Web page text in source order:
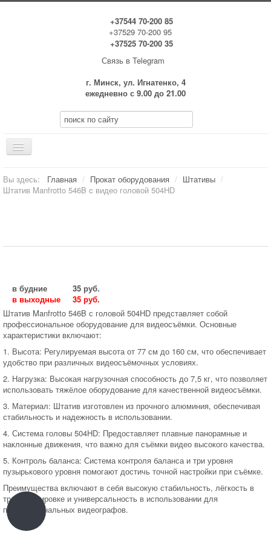
+37544 70-200 85
+37529 70-200 95
+37525 70-200 35
Связь в Telegram
г. Минск, ул. Игнатенко, 4
ежедневно с 9.00 до 21.00
Включить/
выключить
Главная
Прокат оборудования
Статьи
Обзоры
Доставка
О нас
Сделать заказ
Юридическим лицам
Вы здесь: Главная / Прокат оборудования / Штативы /
Штатив Manfrotto 546B c видео головой 504HD
в будние
35 руб.
в выходные
35 руб.
Штатив Manfrotto 546B с головой 504HD представляет собой
профессиональное оборудование для видеосъёмки. Основные
характеристики включают:
1. Высота: Регулируемая высота от 77 см до 160 см, что обеспечивает
удобство при различных видеосъёмочных условиях.
2. Нагрузка: Высокая нагрузочная способность до 7,5 кг, что позволяет
использовать тяжёлое оборудование для качественной видеосъёмки.
3. Материал: Штатив изготовлен из прочного алюминия, обеспечивая
стабильность и надежность в использовании.
4. Система головы 504HD: Предоставляет плавные панорамные и
наклонные движения, что важно для съёмки видео высокого качества.
5. Контроль баланса: Система контроля баланса и три уровня
пузырькового уровня помогают достичь точной настройки при съёмке.
Преимущества включают в себя высокую стабильность, лёгкость в
транспортировке и универсальность в использовании для
профессиональных видеографов.